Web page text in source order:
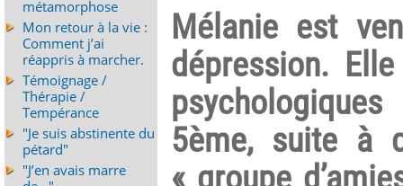
Mélanie est
dépression.
5ème, suite à
« groupe
métamorphose
Mon retour à la vie :
Comment j’ai
réappris à marcher.
Témoignage /
Thérapie /
Tempérance
"Je suis abstinente du
pétard"
"J’en avais marre